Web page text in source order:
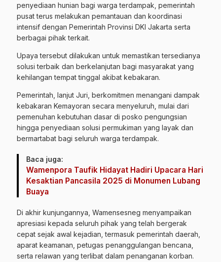
penyediaan hunian bagi warga terdampak, pemerintah
pusat terus melakukan pemantauan dan koordinasi
intensif dengan Pemerintah Provinsi DKI Jakarta serta
berbagai pihak terkait.
Upaya tersebut dilakukan untuk memastikan tersedianya
solusi terbaik dan berkelanjutan bagi masyarakat yang
kehilangan tempat tinggal akibat kebakaran.
Pemerintah, lanjut Juri, berkomitmen menangani dampak
kebakaran Kemayoran secara menyeluruh, mulai dari
pemenuhan kebutuhan dasar di posko pengungsian
hingga penyediaan solusi permukiman yang layak dan
bermartabat bagi seluruh warga terdampak.
Baca juga:
Wamenpora Taufik Hidayat Hadiri Upacara Hari
Kesaktian Pancasila 2025 di Monumen Lubang
Buaya
Di akhir kunjungannya, Wamensesneg menyampaikan
apresiasi kepada seluruh pihak yang telah bergerak
cepat sejak awal kejadian, termasuk pemerintah daerah,
aparat keamanan, petugas penanggulangan bencana,
serta relawan yang terlibat dalam penanganan korban.